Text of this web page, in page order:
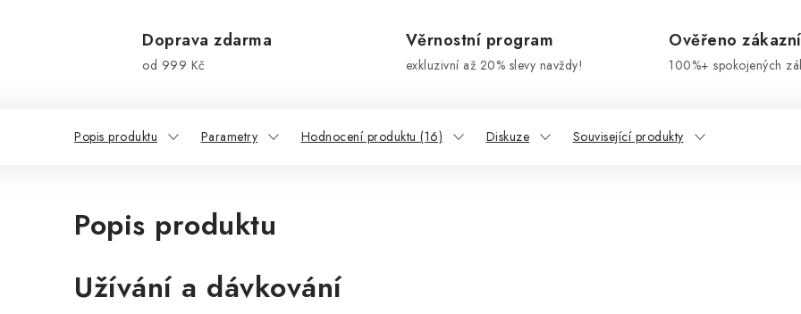
Doprava zdarma
od 999 Kč
Věrnostní program
exkluzivní až 20% slevy navždy!
Ověřeno
100%+ spokojených
Popis produktu Parametry Hodnocení produktu (16) Diskuze Související produkty
Popis produktu
Užívání a dávkování